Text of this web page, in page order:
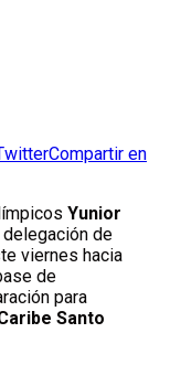
Compartir en
Yunior
delegación de
viernes hacia
de
para
Santo